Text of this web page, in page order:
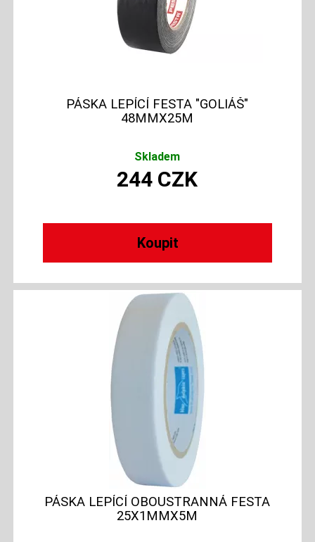
PÁSKA LEPÍCÍ FESTA "GOLIÁŠ"
48MMX25M
Skladem
244 CZK
PÁSKA LEPÍCÍ OBOUSTRANNÁ FESTA
25X1MMX5M